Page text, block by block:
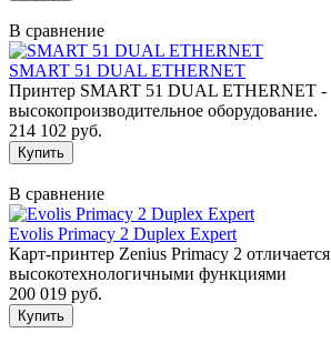
В сравнение
SMART 51 DUAL ETHERNET
Принтер SMART 51 DUAL ETHERNET -
высокопроизводительное оборудование.
214 102 руб.
В сравнение
Evolis Primacy 2 Duplex Expert
Карт-принтер Zenius Primacy 2 отличается
высокотехнологичными функциями
200 019 руб.